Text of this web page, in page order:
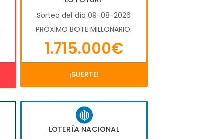
Sorteo del día 09-08-2026
PRÓXIMO BOTE MILLONARIO:
1.715.000€
¡SUERTE!
LOTERÍA NACIONAL